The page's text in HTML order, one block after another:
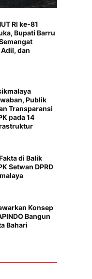
RI ke-81
Bupati Barru
dan
Publik
Transparansi
pada 14
di Balik
Setwan DPRD
Konsep
Bangun
Bahari